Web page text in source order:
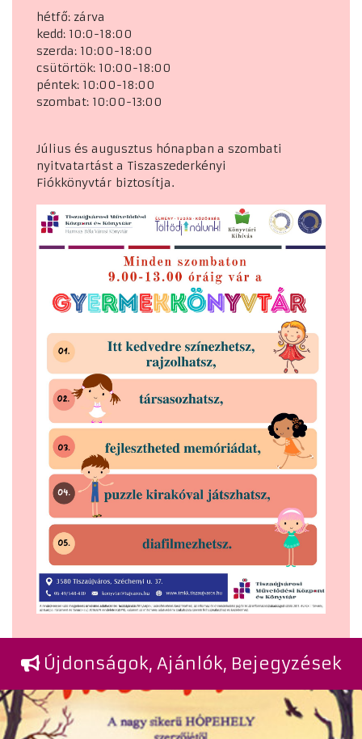
hétfő: zárva
kedd: 10:0-18:00
szerda: 10:00-18:00
csütörtök: 10:00-18:00
péntek: 10:00-18:00
szombat: 10:00-13:00
Július és augusztus hónapban a szombati
nyitvatartást a Tiszaszederkényi
Fiókkönyvtár biztosítja.
Újdonságok, Ajánlók, Bejegyzések